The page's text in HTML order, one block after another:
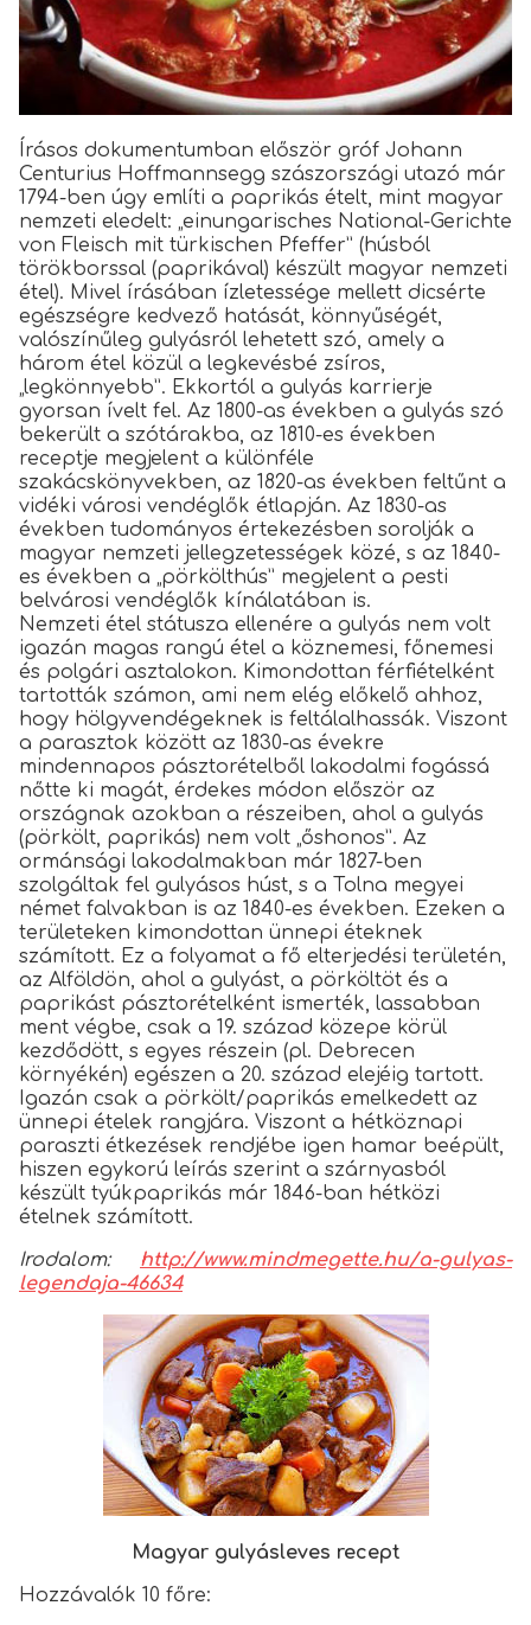
Írásos dokumentumban először gróf Johann
Centurius Hoffmannsegg szászországi utazó már
1794-ben úgy említi a paprikás ételt, mint magyar
nemzeti eledelt: „einungarisches National-Gerichte
von Fleisch mit türkischen Pfeffer” (húsból
törökborssal (paprikával) készült magyar nemzeti
étel). Mivel írásában ízletessége mellett dicsérte
egészségre kedvező hatását, könnyűségét,
valószínűleg gulyásról lehetett szó, amely a
három étel közül a legkevésbé zsíros,
„legkönnyebb”. Ekkortól a gulyás karrierje
gyorsan ívelt fel. Az 1800-as években a gulyás szó
bekerült a szótárakba, az 1810-es években
receptje megjelent a különféle
szakácskönyvekben, az 1820-as években feltűnt a
vidéki városi vendéglők étlapján. Az 1830-as
években tudományos értekezésben sorolják a
magyar nemzeti jellegzetességek közé, s az 1840-
es években a „pörkölthús” megjelent a pesti
belvárosi vendéglők kínálatában is.
Nemzeti étel státusza ellenére a gulyás nem volt
igazán magas rangú étel a köznemesi, főnemesi
és polgári asztalokon. Kimondottan férfiételként
tartották számon, ami nem elég előkelő ahhoz,
hogy hölgyvendégeknek is feltálalhassák. Viszont
a parasztok között az 1830-as évekre
mindennapos pásztorételből lakodalmi fogássá
nőtte ki magát, érdekes módon először az
országnak azokban a részeiben, ahol a gulyás
(pörkölt, paprikás) nem volt „őshonos”. Az
ormánsági lakodalmakban már 1827-ben
szolgáltak fel gulyásos húst, s a Tolna megyei
német falvakban is az 1840-es években. Ezeken a
területeken kimondottan ünnepi éteknek
számított. Ez a folyamat a fő elterjedési területén,
az Alföldön, ahol a gulyást, a pörköltöt és a
paprikást pásztorételként ismerték, lassabban
ment végbe, csak a 19. század közepe körül
kezdődött, s egyes részein (pl. Debrecen
környékén) egészen a 20. század elejéig tartott.
Igazán csak a pörkölt/paprikás emelkedett az
ünnepi ételek rangjára. Viszont a hétköznapi
paraszti étkezések rendjébe igen hamar beépült,
hiszen egykorú leírás szerint a szárnyasból
készült tyúkpaprikás már 1846-ban hétközi
ételnek számított.
Irodalom: http://www.mindmegette.hu/a-gulyas-
legendaja-46634
Magyar gulyásleves recept
Hozzávalók 10 főre: